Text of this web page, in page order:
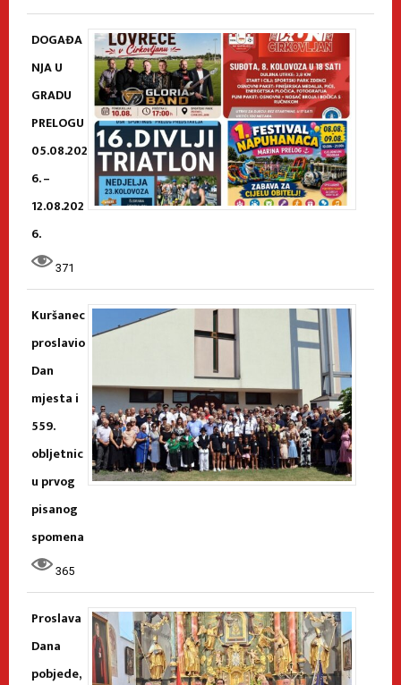
DOGAĐA
NJA U
GRADU
PRELOGU
05.08.202
6. –
12.08.202
6.
371
Kuršanec
proslavio
Dan
mjesta i
559.
obljetnic
u prvog
pisanog
spomena
365
Proslava
Dana
pobjede,